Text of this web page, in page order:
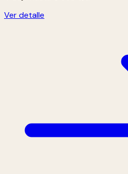
Ver detalle